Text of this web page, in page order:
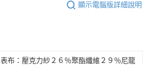
顯示電腦版詳細說明
表布：壓克力紗２６％聚酯纖維２９％尼龍